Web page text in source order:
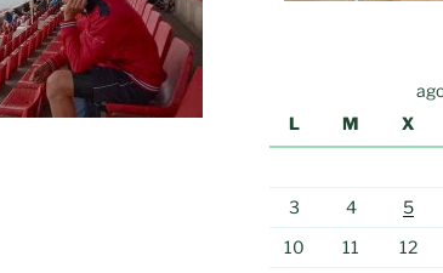
L
M X
3
4 5
10
11 12